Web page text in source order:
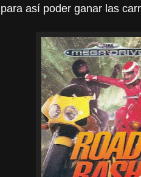
así poder ganar las